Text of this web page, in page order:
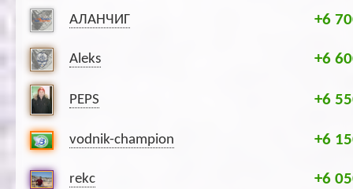
АЛАНЧИГ +6
Aleks +6
PEPS +6
vodnik-champion +6
rekc +6